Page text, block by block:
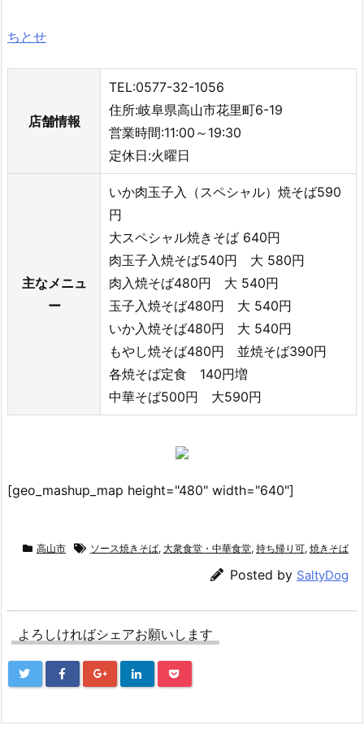
ちとせ
店舗情報
TEL:0577-32-1056
住所:岐阜県高山市花里町6-19
営業時間:11:00～19:30
定休日:火曜日
主なメニュ
ー
いか肉玉子入（スペシャル）焼そば590
円
大スペシャル焼きそば 640円
肉玉子入焼そば540円 大 580円
肉入焼そば480円 大 540円
玉子入焼そば480円 大 540円
いか入焼そば480円 大 540円
もやし焼そば480円 並焼そば390円
各焼そば定食 140円増
中華そば500円 大590円
[geo_mashup_map height="480" width="640"]
高山市 ソース焼きそば, 大衆食堂・中華食堂, 持ち帰り可, 焼きそば
Posted by SaltyDog
よろしければシェアお願いします